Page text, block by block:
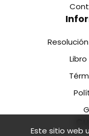
Este sitio web